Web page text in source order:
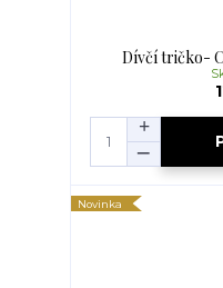
Dívčí tričko-
Novinka